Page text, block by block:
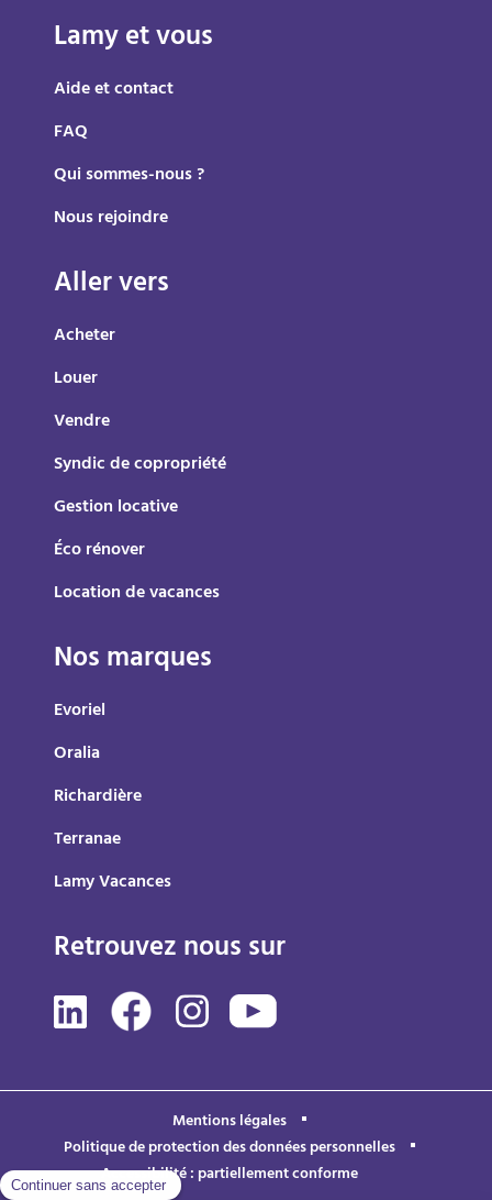
Lamy et vous
Aide et contact
FAQ
Qui sommes-nous ?
Nous rejoindre
Aller vers
Acheter
Louer
Vendre
Syndic de copropriété
Gestion locative
Éco rénover
Location de vacances
Nos marques
Evoriel
Oralia
Richardière
Terranae
Lamy Vacances
Retrouvez nous sur
Mentions légales
Politique de protection des données personnelles
Accessibilité : partiellement conforme